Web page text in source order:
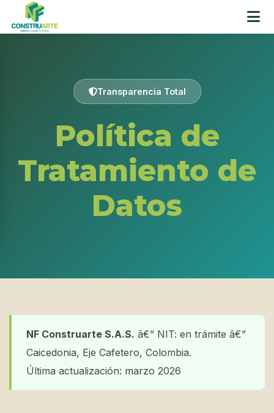
Transparencia Total
Política de
Tratamiento de
Datos
NF Construarte S.A.S. â€” NIT: en trámite â€”
Caicedonia, Eje Cafetero, Colombia.
Última actualización: marzo 2026